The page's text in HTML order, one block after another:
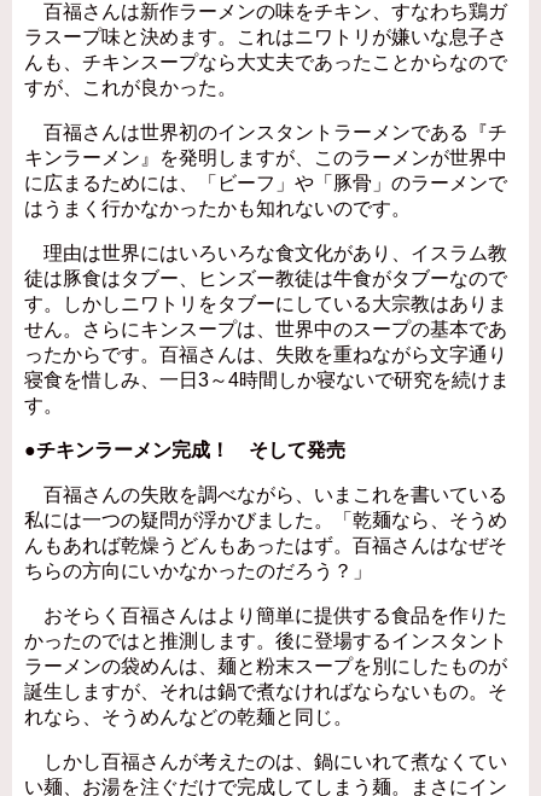
百福さんは新作ラーメンの味をチキン、すなわち鶏ガ
ラスープ味と決めます。これはニワトリが嫌いな息子さ
んも、チキンスープなら大丈夫であったことからなので
すが、これが良かった。
百福さんは世界初のインスタントラーメンである『チ
キンラーメン』を発明しますが、このラーメンが世界中
に広まるためには、「ビーフ」や「豚骨」のラーメンで
はうまく行かなかったかも知れないのです。
理由は世界にはいろいろな食文化があり、イスラム教
徒は豚食はタブー、ヒンズー教徒は牛食がタブーなので
す。しかしニワトリをタブーにしている大宗教はありま
せん。さらにキンスープは、世界中のスープの基本であ
ったからです。百福さんは、失敗を重ねながら文字通り
寝食を惜しみ、一日3～4時間しか寝ないで研究を続けま
す。
●チキンラーメン完成！ そして発売
百福さんの失敗を調べながら、いまこれを書いている
私には一つの疑問が浮かびました。「乾麺なら、そうめ
んもあれば乾燥うどんもあったはず。百福さんはなぜそ
ちらの方向にいかなかったのだろう？」
おそらく百福さんはより簡単に提供する食品を作りた
かったのではと推測します。後に登場するインスタント
ラーメンの袋めんは、麺と粉末スープを別にしたものが
誕生しますが、それは鍋で煮なければならないもの。そ
れなら、そうめんなどの乾麺と同じ。
しかし百福さんが考えたのは、鍋にいれて煮なくてい
い麺、お湯を注ぐだけで完成してしまう麺。まさにイン